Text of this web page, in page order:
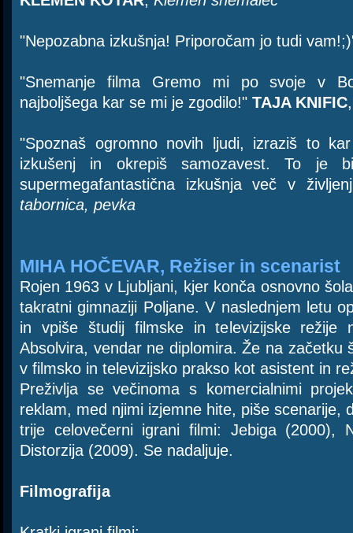
"Nepozabna izkušnja! Priporočam jo tudi
"Snemanje filma Gremo mi po svoje v
najboljšega kar se mi je zgodilo!" TAJA KNIFIC
"Spoznaš ogromno novih ljudi, izraziš to
izkušenj in okrepiš samozavest. To je
supermegafantastična izkušnja več v
tabornica, pevka
MIHA HOČEVAR, Režiser in scenarist
Rojen 1963 v Ljubljani, kjer konča osnovno
takratni gimnaziji Poljane. V naslednjem letu
in vpiše študij filmske in televizijske režije
Absolvira, vendar ne diplomira. Že na začetku
v filmsko in televizijsko prakso kot asistent in
Preživlja se večinoma s komercialnimi
reklam, med njimi izjemne hite, piše scenarije,
trije celovečerni igrani filmi: Jebiga (2000),
Distorzija (2009). Se nadaljuje.
Filmografija